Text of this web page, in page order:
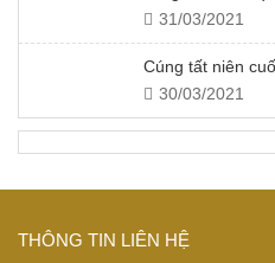
31/03/2021
Cúng tất niên
30/03/2021
THÔNG TIN LIÊN HỆ